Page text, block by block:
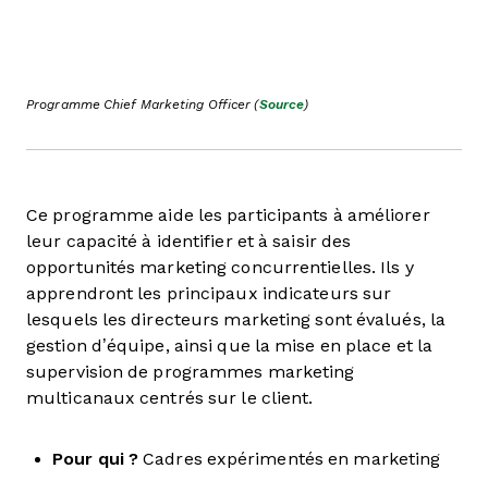
Programme Chief Marketing Officer (Source)
Ce programme aide les participants à améliorer
leur capacité à identifier et à saisir des
opportunités marketing concurrentielles. Ils y
apprendront les principaux indicateurs sur
lesquels les directeurs marketing sont évalués, la
gestion d’équipe, ainsi que la mise en place et la
supervision de programmes marketing
multicanaux centrés sur le client.
Pour qui ? Cadres expérimentés en marketing